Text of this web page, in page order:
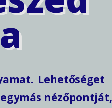
Lehetőséget
nézőpontját,